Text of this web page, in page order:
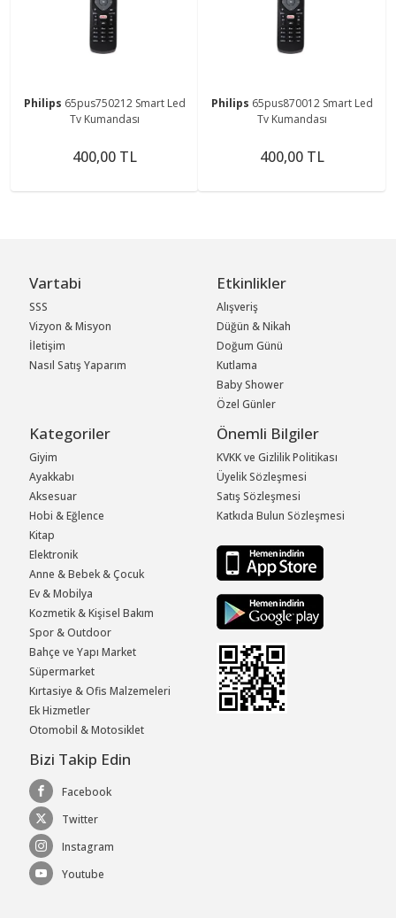
Philips 65pus750212 Smart Led
Tv Kumandası
400,00 TL
Philips 65pus870012 Smart Led
Tv Kumandası
400,00 TL
Vartabi
SSS
Vizyon & Misyon
İletişim
Nasıl Satış Yaparım
Etkinlikler
Alışveriş
Düğün & Nikah
Doğum Günü
Kutlama
Baby Shower
Özel Günler
Kategoriler
Giyim
Ayakkabı
Aksesuar
Hobi & Eğlence
Kitap
Elektronik
Anne & Bebek & Çocuk
Ev & Mobilya
Kozmetik & Kişisel Bakım
Spor & Outdoor
Bahçe ve Yapı Market
Süpermarket
Kırtasiye & Ofis Malzemeleri
Ek Hizmetler
Otomobil & Motosiklet
Önemli Bilgiler
KVKK ve Gizlilik Politikası
Üyelik Sözleşmesi
Satış Sözleşmesi
Katkıda Bulun Sözleşmesi
Bizi Takip Edin
Facebook
Twitter
Instagram
Youtube